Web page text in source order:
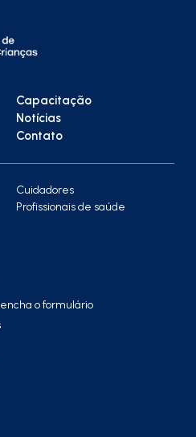
Capacitação
Notícias
Contato
Cuidadores
Profissionais de saúde
o formulário